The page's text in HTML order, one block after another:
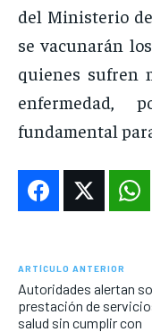
del Ministerio
se vacunarán
quienes sufren
fundamental
ARTÍCULO ANTERIOR
Autoridades alertan
prestación de
salud sin cumplir con